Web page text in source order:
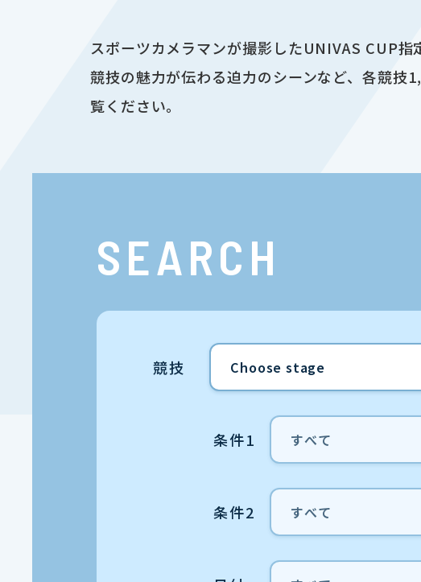
スポーツカメラマンが撮影したUNIVAS CUP
競技の魅力が伝わる迫力のシーンなど、各競技
覧ください。
SEARCH
競技
条件1
条件2